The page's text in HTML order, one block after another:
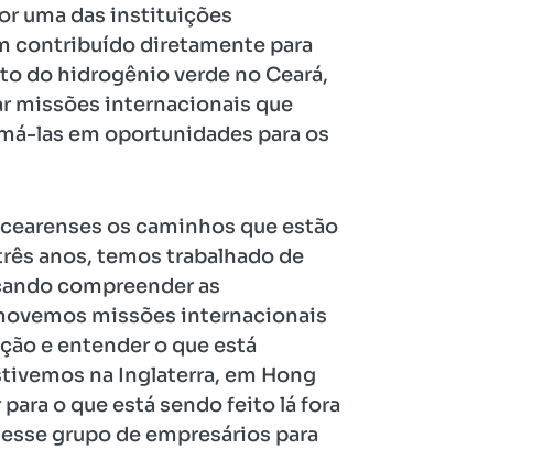
uma das instituições
contribuído diretamente para
do hidrogênio verde no Ceará,
missões internacionais que
las em oportunidades para os
os caminhos que estão
anos, temos trabalhado de
compreender as
missões internacionais
e entender o que está
na Inglaterra, em Hong
o que está sendo feito lá fora
grupo de empresários para